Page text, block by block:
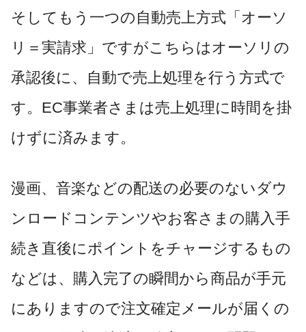
そしてもう一つの自動売上方式「オーソ
リ＝実請求」ですがこちらはオーソリの
承認後に、自動で売上処理を行う方式で
す。EC事業者さまは売上処理に時間を掛
けずに済みます。
漫画、音楽などの配送の必要のないダウ
ンロードコンテンツやお客さまの購入手
続き直後にポイントをチャージするもの
などは、購入完了の瞬間から商品が手元
にありますので注文確定メールが届くの